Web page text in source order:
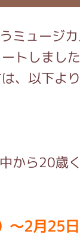
ミュージ
トしまし
、以下よ
から20歳
～2月25
ション
ート
(クイズ・